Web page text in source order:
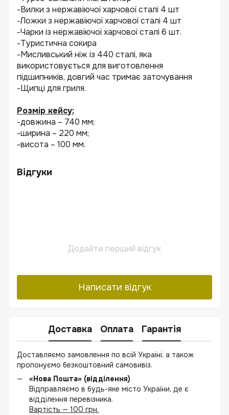
-Вилки з нержавіючої харчової сталі 4 шт
-Ложки з нержавіючої харчової сталі 4 шт
-Чарки із нержавіючої харчової сталі 6 шт.
-Туристична сокира
-Мисливський ніж із 440 сталі, яка
використовується для виготовлення
підшипників, довгий час тримає заточування
-Щипці для гриля.
Розмір кейсу:
-довжина – 740 мм;
-ширина – 220 мм;
-висота – 100 мм.
Відгуки
Додайте перший відгук
Написати відгук
Доставка Оплата Гарантія
Доставляємо замовлення по всій Україні, а також
пропонуємо безкоштовний самовивіз.
«Нова Пошта» (відділення)
Відправляємо в будь-яке місто України, де є
відділення перевізника.
Вартість — 100 грн.